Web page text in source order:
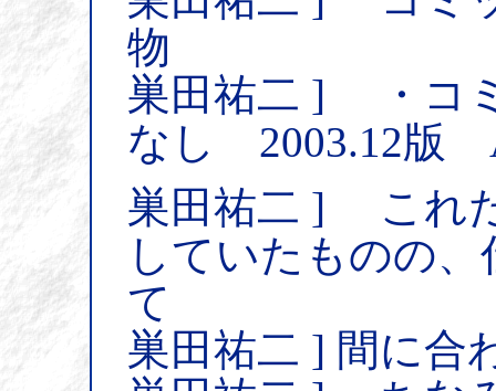
物
巣田祐二 ] ・コ
なし 2003.12版
巣田祐二 ] これ
していたものの
て
巣田祐二 ] 間に合